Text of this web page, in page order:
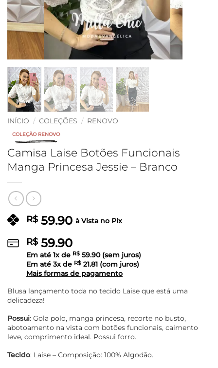
INÍCIO / COLEÇÕES / RENOVO
COLEÇÃO RENOVO
Camisa Laise Botões Funcionais
Manga Princesa Jessie – Branco
R$59.90 à Vista no Pix
R$59.90
Em até 1x de R$ 59.90(sem juros)
Em até 3x de R$ 21.81 (com juros)
Mais formas de pagamento
Blusa lançamento toda no tecido Laise que está uma
delicadeza!
Possui: Gola polo, manga princesa, recorte no busto,
abotoamento na vista com botões funcionais, caimento
leve, comprimento ideal. Possui forro.
Tecido: Laise – Composição: 100% Algodão.